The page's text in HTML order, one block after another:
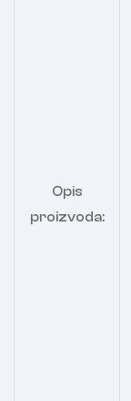
Opis
proizvoda: